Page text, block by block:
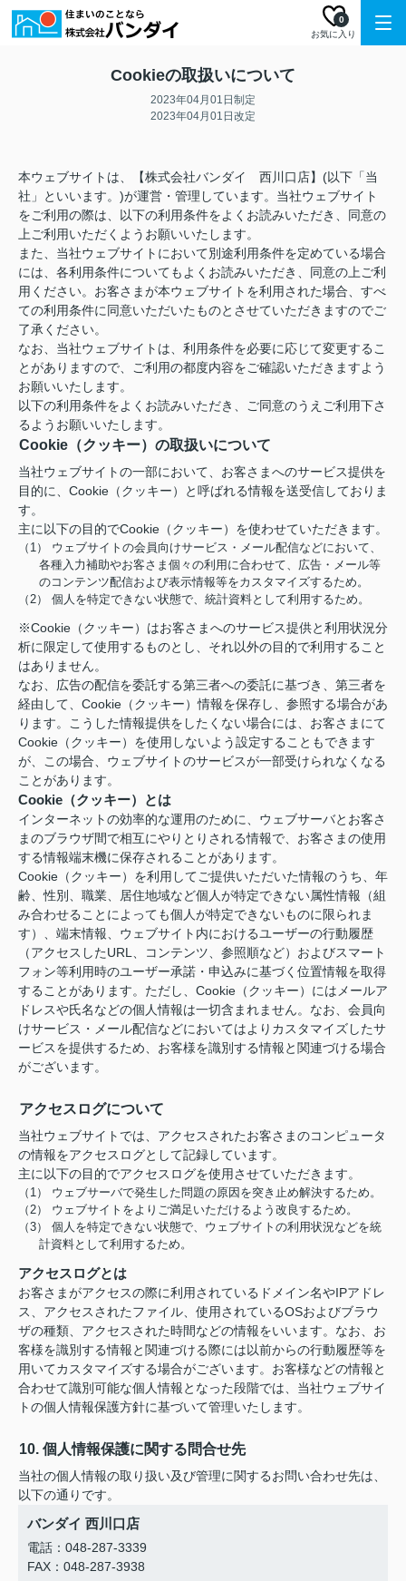
お気に入り
0
Cookieの取扱いについて
2023年04月01日制定
2023年04月01日改定
本ウェブサイトは、【株式会社バンダイ 西川口店】(以下「当
社」といいます。)が運営・管理しています。当社ウェブサイト
をご利用の際は、以下の利用条件をよくお読みいただき、同意の
上ご利用いただくようお願いいたします。
また、当社ウェブサイトにおいて別途利用条件を定めている場合
には、各利用条件についてもよくお読みいただき、同意の上ご利
用ください。お客さまが本ウェブサイトを利用された場合、すべ
ての利用条件に同意いただいたものとさせていただきますのでご
了承ください。
なお、当社ウェブサイトは、利用条件を必要に応じて変更するこ
とがありますので、ご利用の都度内容をご確認いただきますよう
お願いいたします。
以下の利用条件をよくお読みいただき、ご同意のうえご利用下さ
るようお願いいたします。
Cookie（クッキー）の取扱いについて
当社ウェブサイトの一部において、お客さまへのサービス提供を
目的に、Cookie（クッキー）と呼ばれる情報を送受信しておりま
す。
主に以下の目的でCookie（クッキー）を使わせていただきます。
（1） ウェブサイトの会員向けサービス・メール配信などにおいて、
各種入力補助やお客さま個々の利用に合わせて、広告・メール等
のコンテンツ配信および表示情報等をカスタマイズするため。
（2） 個人を特定できない状態で、統計資料として利用するため。
※Cookie（クッキー）はお客さまへのサービス提供と利用状況分
析に限定して使用するものとし、それ以外の目的で利用すること
はありません。
なお、広告の配信を委託する第三者への委託に基づき、第三者を
経由して、Cookie（クッキー）情報を保存し、参照する場合があ
ります。こうした情報提供をしたくない場合には、お客さまにて
Cookie（クッキー）を使用しないよう設定することもできます
が、この場合、ウェブサイトのサービスが一部受けられなくなる
ことがあります。
Cookie（クッキー）とは
インターネットの効率的な運用のために、ウェブサーバとお客さ
まのブラウザ間で相互にやりとりされる情報で、お客さまの使用
する情報端末機に保存されることがあります。
Cookie（クッキー）を利用してご提供いただいた情報のうち、年
齢、性別、職業、居住地域など個人が特定できない属性情報（組
み合わせることによっても個人が特定できないものに限られま
す）、端末情報、ウェブサイト内におけるユーザーの行動履歴
（アクセスしたURL、コンテンツ、参照順など）およびスマート
フォン等利用時のユーザー承諾・申込みに基づく位置情報を取得
することがあります。ただし、Cookie（クッキー）にはメールア
ドレスや氏名などの個人情報は一切含まれません。なお、会員向
けサービス・メール配信などにおいてはよりカスタマイズしたサ
ービスを提供するため、お客様を識別する情報と関連づける場合
がございます。
アクセスログについて
当社ウェブサイトでは、アクセスされたお客さまのコンピュータ
の情報をアクセスログとして記録しています。
主に以下の目的でアクセスログを使用させていただきます。
（1） ウェブサーバで発生した問題の原因を突き止め解決するため。
（2） ウェブサイトをよりご満足いただけるよう改良するため。
（3） 個人を特定できない状態で、ウェブサイトの利用状況などを統
計資料として利用するため。
アクセスログとは
お客さまがアクセスの際に利用されているドメイン名やIPアドレ
ス、アクセスされたファイル、使用されているOSおよびブラウ
ザの種類、アクセスされた時間などの情報をいいます。なお、お
客様を識別する情報と関連づける際には以前からの行動履歴等を
用いてカスタマイズする場合がございます。お客様などの情報と
合わせて識別可能な個人情報となった段階では、当社ウェブサイ
トの個人情報保護方針に基づいて管理いたします。
10. 個人情報保護に関する問合せ先
当社の個人情報の取り扱い及び管理に関するお問い合わせ先は、
以下の通りです。
バンダイ 西川口店
電話：048-287-3339
FAX：048-287-3938